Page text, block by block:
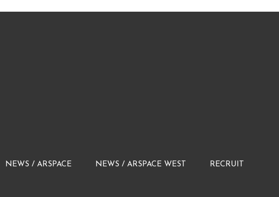
NEWS / ARSPACE NEWS / ARSPACE WEST RECRUIT